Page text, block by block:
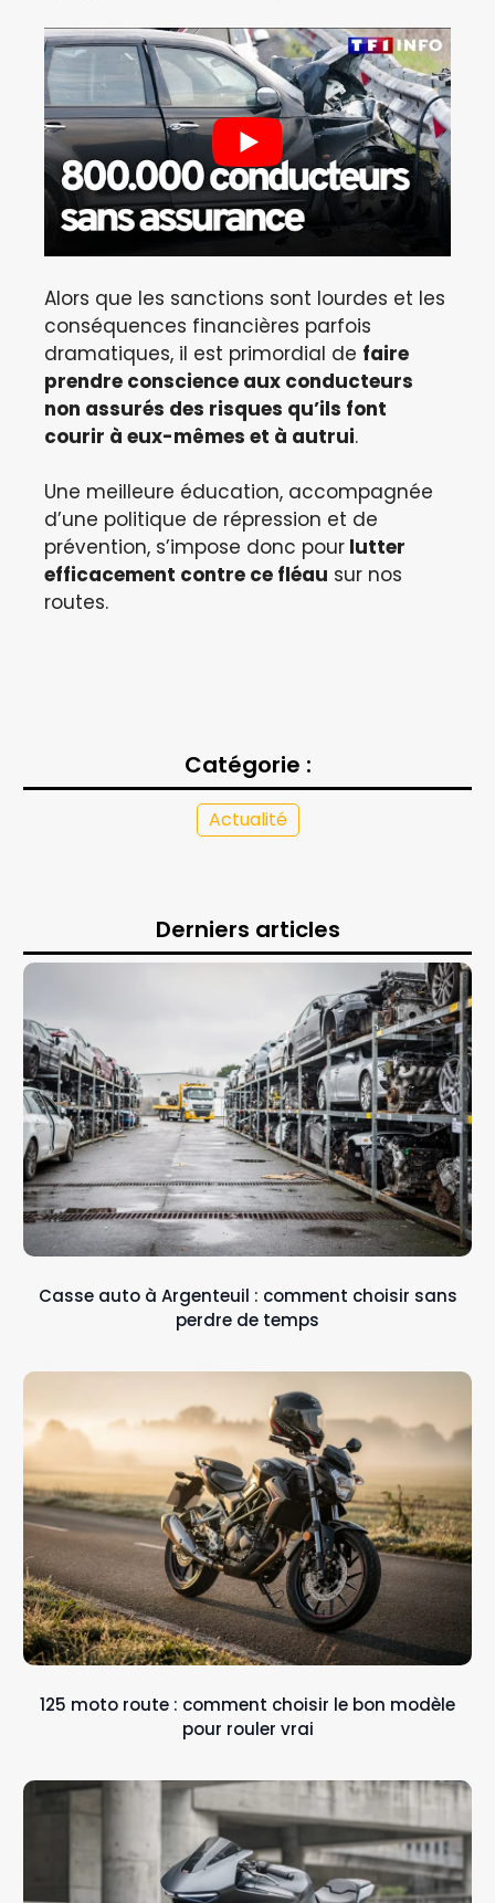
Alors que les sanctions sont lourdes et les
conséquences financières parfois
dramatiques, il est primordial de faire
prendre conscience aux conducteurs
non assurés des risques qu’ils font
courir à eux-mêmes et à autrui.
Une meilleure éducation, accompagnée
d’une politique de répression et de
prévention, s’impose donc pour lutter
efficacement contre ce fléau sur nos
routes.
Catégorie :
Actualité
Derniers articles
Casse auto à Argenteuil : comment choisir sans
perdre de temps
125 moto route : comment choisir le bon modèle
pour rouler vrai